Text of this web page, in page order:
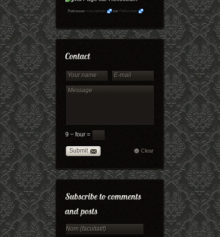
Retrouvezmaryophoto surHellocoton
9 − four =
Submit Clear